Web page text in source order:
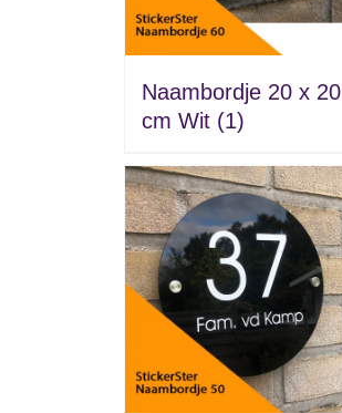
Naambordje 20 x 20
cm Wit (1)